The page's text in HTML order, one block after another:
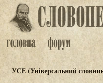
УСЕ (Універсальний